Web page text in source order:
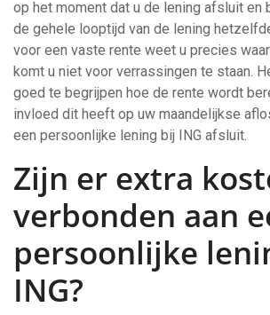
op het moment dat u de lening afsluit en
de gehele looptijd van de lening
voor een vaste rente weet u precies
komt u niet voor verrassingen te staan.
goed te begrijpen hoe de rente wordt
invloed dit heeft op uw maandelijkse
een persoonlijke lening bij ING afsluit.
Zijn er extra
verbonden aan
persoonlijke
ING?